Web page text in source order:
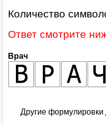
Количество
Ответ смотрите
Врач
Другие формулировки